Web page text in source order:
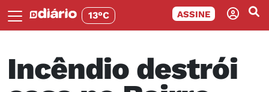
13°C ASSINE
Incêndio destrói